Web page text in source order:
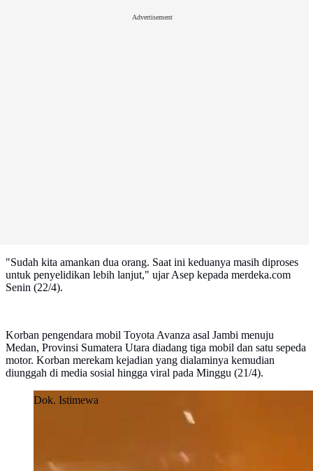
Advertisement
"Sudah kita amankan dua orang. Saat ini keduanya masih diproses
untuk penyelidikan lebih lanjut," ujar Asep kepada merdeka.com
Senin (22/4).
Korban pengendara mobil Toyota Avanza asal Jambi menuju
Medan, Provinsi Sumatera Utara diadang tiga mobil dan satu sepeda
motor. Korban merekam kejadian yang dialaminya kemudian
diunggah di media sosial hingga viral pada Minggu (21/4).
Dok. Istimewa